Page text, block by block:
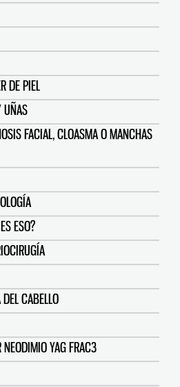
DE PIEL
UÑAS
FACIAL, CLOASMA O MANCHAS
ESO?
CABELLO
NEODIMIO YAG FRAC3